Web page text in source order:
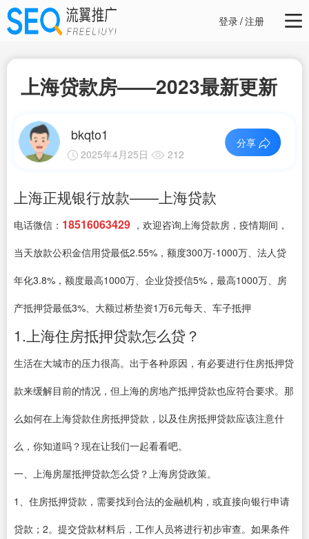
登录/注册
上海贷款房——2023最新更新
bkqto1
2025年4月25日 212
分享
上海正规银行放款——上海贷款
电话微信： 18516063429 ，欢迎咨询上海贷款房，疫情期间，
当天放款公积金信用贷最低2.55%，额度300万-1000万、法人贷
年化3.8%，额度最高1000万、企业贷授信5%，最高1000万、房
产抵押贷最低3%、大额过桥垫资1万6元每天、车子抵押
1.上海住房抵押贷款怎么贷？
生活在大城市的压力很高。出于各种原因，有必要进行住房抵押贷
款来缓解目前的情况，但上海的房地产抵押贷款也应符合要求。那
么如何在上海贷款住房抵押贷款，以及住房抵押贷款应该注意什
么，你知道吗？现在让我们一起看看吧。
一、上海房屋抵押贷款怎么贷？上海房贷政策。
1、住房抵押贷款，需要找到合法的金融机构，或直接向银行申请
贷款；2。提交贷款材料后，工作人员将进行初步审查。如果条件